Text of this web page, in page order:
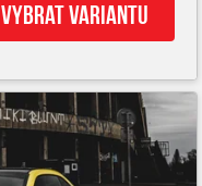
Vybrat variantu